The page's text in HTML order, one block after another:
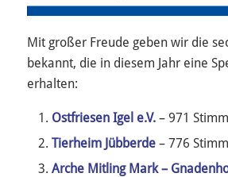
Mit großer Freude geben wir die
bekannt, die in diesem Jahr eine
erhalten:
Ostfriesen Igel e.V. – 971
Tierheim Jübberde – 776
Arche Mitling Mark –